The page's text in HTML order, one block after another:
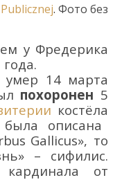
Publicznej. Фото без
у Фредерика
.
умер 14 марта
похоронен 5
костёла
была описана
Gallicus», то
» – сифилис.
от